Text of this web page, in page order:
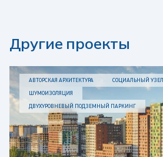
Другие проекты
АВТОРСКАЯ АРХИТЕКТУРА СОЦИАЛЬНЫЙ УЗЕЛ
ШУМОИЗОЛЯЦИЯ
ДВУХУРОВНЕВЫЙ ПОДЗЕМНЫЙ ПАРКИНГ